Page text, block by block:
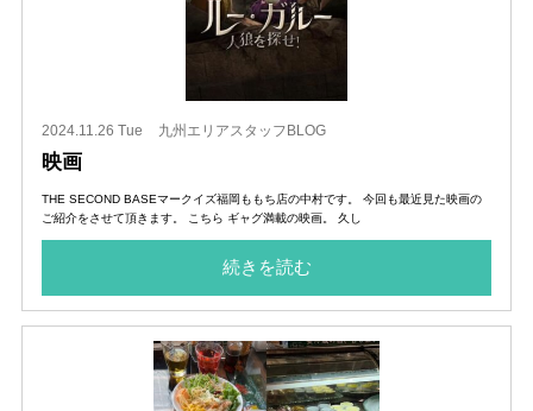
2024.11.26 Tue 九州エリアスタッフBLOG
映画
THE SECOND BASEマークイズ福岡ももち店の中村です。 今回も最近見た映画の
ご紹介をさせて頂きます。 こちら ギャグ満載の映画。 久し
続きを読む